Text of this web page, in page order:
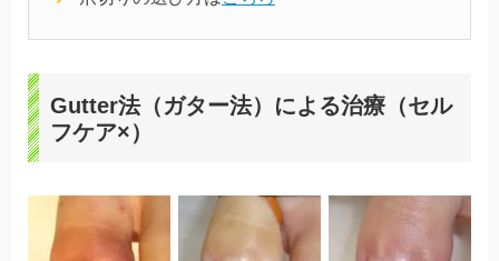
Gutter法（ガター法）による治療（セル
フケア×）